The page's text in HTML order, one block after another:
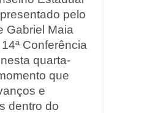
pelo
Gabriel Maia
Conferência
quarta-
que
e
dentro do